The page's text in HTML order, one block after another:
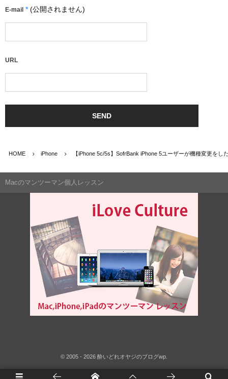
E-mail * (公開されません)
URL
HOME iPhone 【iPhone 5c/5s】SofrBank iPhone 5ユーザーが機種変更を
Macのマンツーマン個人レッスン
© 2005 - 2026 酔いどれオヤジのブログwp